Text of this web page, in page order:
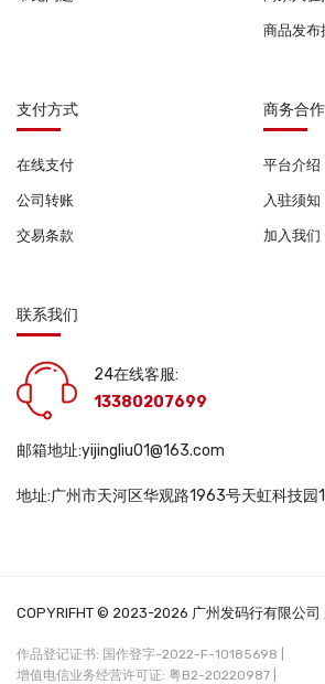
商品发布
支付方式
在线支付
公司转账
交易条款
商务合作
平台介绍
入驻须知
加入我们
联系我们
24在线客服:
13380207699
邮箱地址:yijingliu01@163.com
地址:广州市天河区华观路1963号天虹科技园
COPYRIFHT © 2023-2026 广州发码行有限公司
作品登记证书: 国作登字-2022-F-10185698 |
增值电信业务经营许可证: 粤B2-20220987 |